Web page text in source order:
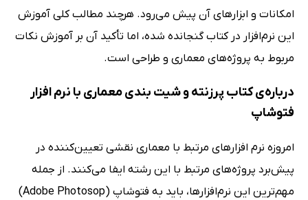
امکانات و ابزارهای آن پیش می‌رود. هرچند مطالب کلی آموزش
این نرم‌افزار در کتاب گنجانده شده، اما تأکید آن بر آموزش نکات
مربوط به پروژه‌های معماری و طراحی است.
درباره‌ی کتاب پرزنته و شیت بندی معماری با نرم افزار
فتوشاپ
امروزه نرم افزارهای مرتبط با معماری نقشی تعیین‌کننده در
پیش‌برد پروژه‌های مرتبط با این رشته ایفا می‌کنند. از جمله
مهم‌ترین این نرم‌افزارها، باید به فتوشاپ (Adobe Photosop)